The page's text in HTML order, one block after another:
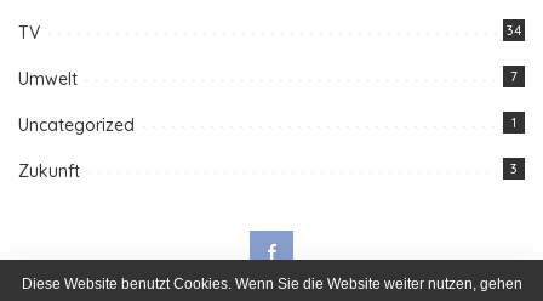
TV 34
Umwelt 7
Uncategorized 1
Zukunft 3
Diese Website benutzt Cookies. Wenn Sie die Website weiter nutzen, gehen